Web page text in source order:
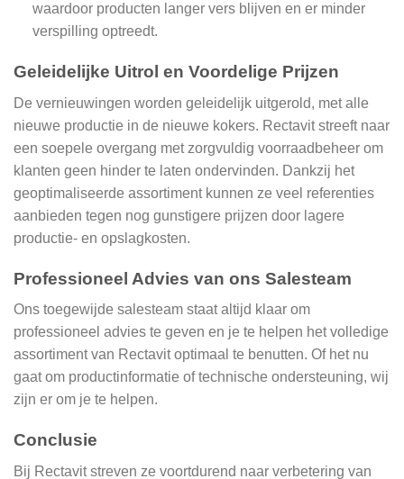
waardoor producten langer vers blijven en er minder
verspilling optreedt.
Geleidelijke Uitrol en Voordelige Prijzen
De vernieuwingen worden geleidelijk uitgerold, met alle
nieuwe productie in de nieuwe kokers. Rectavit streeft naar
een soepele overgang met zorgvuldig voorraadbeheer om
klanten geen hinder te laten ondervinden. Dankzij het
geoptimaliseerde assortiment kunnen ze veel referenties
aanbieden tegen nog gunstigere prijzen door lagere
productie- en opslagkosten.
Professioneel Advies van ons Salesteam
Ons toegewijde salesteam staat altijd klaar om
professioneel advies te geven en je te helpen het volledige
assortiment van Rectavit optimaal te benutten. Of het nu
gaat om productinformatie of technische ondersteuning, wij
zijn er om je te helpen.
Conclusie
Bij Rectavit streven ze voortdurend naar verbetering van